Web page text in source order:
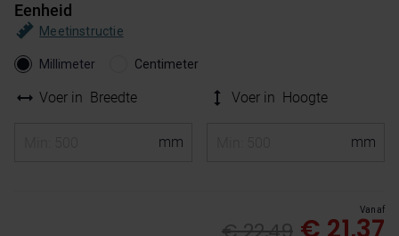
Eenheid
Meetinstructie
Millimeter Centimeter
Voer in Breedte Voer in Hoogte
Vanaf